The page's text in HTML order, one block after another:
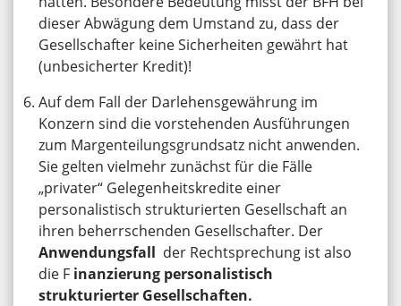
dieser Abwägung dem Umstand zu, dass der
Gesellschafter keine Sicherheiten gewährt hat
(unbesicherter Kredit)!
Auf dem Fall der Darlehensgewährung im
Konzern sind die vorstehenden Ausführungen
zum Margenteilungsgrundsatz nicht anwenden.
Sie gelten vielmehr zunächst für die Fälle
„privater“ Gelegenheitskredite einer
personalistisch strukturierten Gesellschaft an
ihren beherrschenden Gesellschafter. Der
Anwendungsfall der Rechtsprechung ist also
die F inanzierung personalistisch
strukturierter Gesellschaften.